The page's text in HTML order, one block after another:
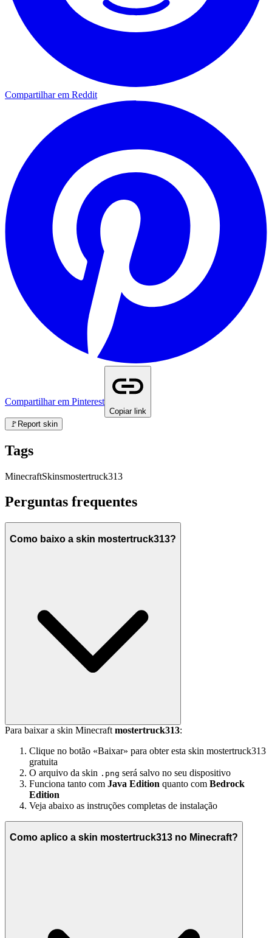
Compartilhar em Reddit
Compartilhar em Pinterest
Copiar link
🚩 Report skin
Tags
MinecraftSkinsmostertruck313
Perguntas frequentes
Como baixo a skin mostertruck313?
Para baixar a skin Minecraft mostertruck313:
Clique no botão «Baixar» para obter esta skin mostertruck313
gratuita
O arquivo da skin .png será salvo no seu dispositivo
Funciona tanto com Java Edition quanto com Bedrock
Edition
Veja abaixo as instruções completas de instalação
Como aplico a skin mostertruck313 no Minecraft?